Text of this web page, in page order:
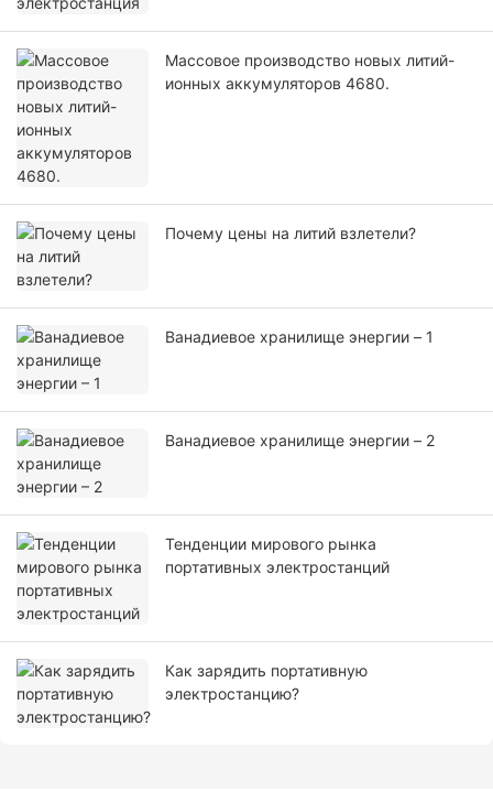
Массовое производство новых литий-
ионных аккумуляторов 4680.
Почему цены на литий взлетели?
Ванадиевое хранилище энергии – 1
Ванадиевое хранилище энергии – 2
Тенденции мирового рынка
портативных электростанций
Как зарядить портативную
электростанцию?